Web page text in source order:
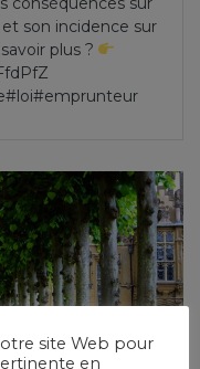
et son incidence sur
plus ?
site Web pour
en